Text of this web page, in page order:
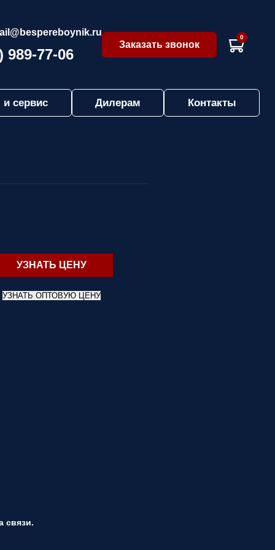
989-77-06
Заказать звонок
0
и сервис Дилерам Контакты
УЗНАТЬ ЦЕНУ
УЗНАТЬ ОПТОВУЮ ЦЕНУ
связи.